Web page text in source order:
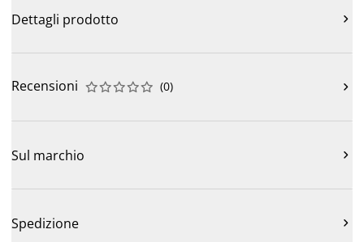
Dettagli prodotto 
Recensioni 




 (0) 
Sul marchio 
Spedizione 